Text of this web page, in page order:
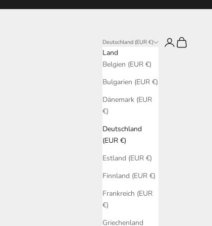
Deutschland (EUR €)
Land
Belgien (EUR €)
Bulgarien (EUR €)
Dänemark (EUR
€)
Deutschland
(EUR €)
Estland (EUR €)
Finnland (EUR €)
Frankreich (EUR
€)
Griechenland
Anmelden
Warenkorb